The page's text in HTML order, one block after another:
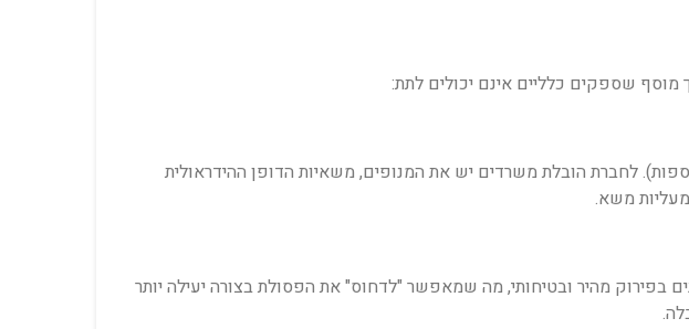
מוסף שספקים כלליים אינם יכולים לתת:
לחברת הובלת משרדים יש את המנופים, משאיות הדופן ההידראולית
משא.
בפירוק מהיר ובטיחותי, מה שמאפשר "לדחוס" את הפסולת בצורה יעילה יותר